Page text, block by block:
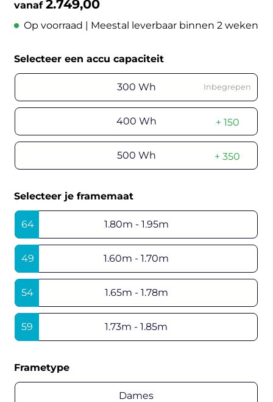
vanaf2.749,00
Op voorraad | Meestal leverbaar binnen 2 weken
Selecteer een accu capaciteit
300 Wh Inbegrepen
400 Wh + 150
500 Wh + 350
Selecteer je framemaat
64 1.80m - 1.95m
49 1.60m - 1.70m
54 1.65m - 1.78m
59 1.73m - 1.85m
Frametype
Dames